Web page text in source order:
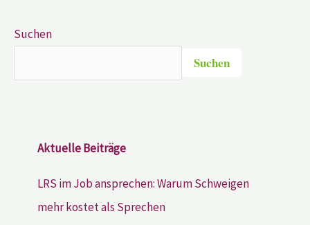
Suchen
Suchen
Aktuelle Beiträge
LRS im Job ansprechen: Warum Schweigen
mehr kostet als Sprechen